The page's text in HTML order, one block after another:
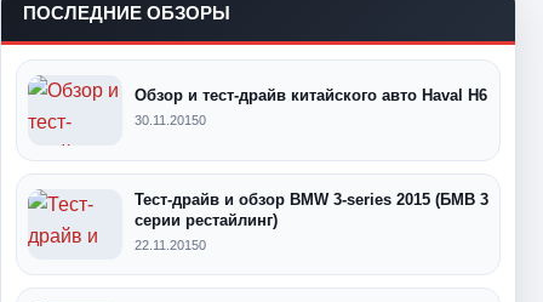
ПОСЛЕДНИЕ ОБЗОРЫ
Обзор и тест-драйв китайского авто Haval H6
30.11.20150
Тест-драйв и обзор BMW 3-series 2015 (БМВ 3
серии рестайлинг)
22.11.20150